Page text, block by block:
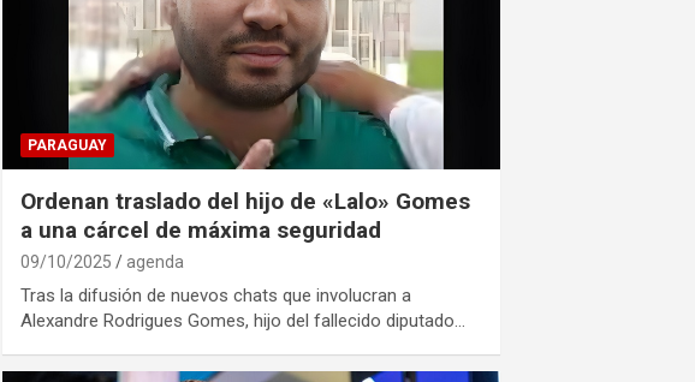
PARAGUAY
Ordenan traslado del hijo de «Lalo» Gomes
a una cárcel de máxima seguridad
09/10/2025 agenda
Tras la difusión de nuevos chats que involucran a
Alexandre Rodrigues Gomes, hijo del fallecido diputado…